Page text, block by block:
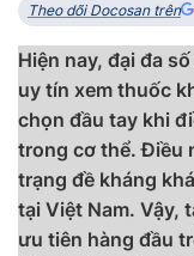
Theo dõi Docosan trên
Hiện nay, đại đa
uy tín xem thuốc
chọn đầu tay khi
trong cơ thể. Điều
trạng đề kháng
tại Việt Nam. Vậy,
ưu tiên hàng đầu